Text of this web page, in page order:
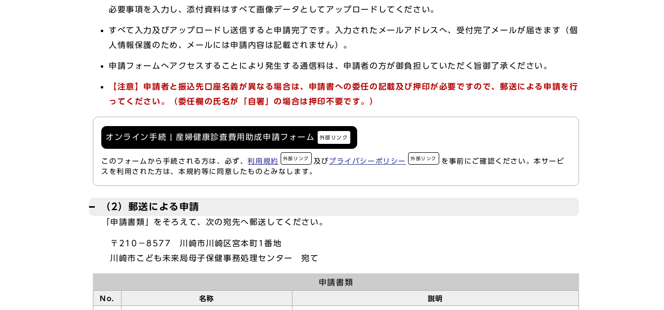
必要事項を入力し、添付資料はすべて画像データとしてアップロードしてください。
すべて入力及びアップロードし送信すると申請完了です。入力されたメールアドレスへ、受付完了メールが届きます（個
人情報保護のため、メールには申請内容は記載されません）。
申請フォームへアクセスすることにより発生する通信料は、申請者の方が御負担していただく旨御了承ください。
【注意】申請者と振込先口座名義が異なる場合は、申請書への委任の記載及び押印が必要ですので、郵送による申請を行
ってください。（委任欄の氏名が「自署」の場合は押印不要です。）
オンライン手続 | 産婦健康診査費用助成申請フォーム 外部リンク
このフォームから手続される方は、必ず、利用規約 外部リンク 及び プライバシーポリシー 外部リンク
を事前にご確認ください。本サービ
スを利用された方は、本規約等に同意したものとみなします。
（2）郵送による申請
「申請書類」をそろえて、次の宛先へ郵送してください。
〒210－8577 川崎市川崎区宮本町1番地
川崎市こども未来局母子保健事務処理センター 宛て
申請書類
No. 名称 説明